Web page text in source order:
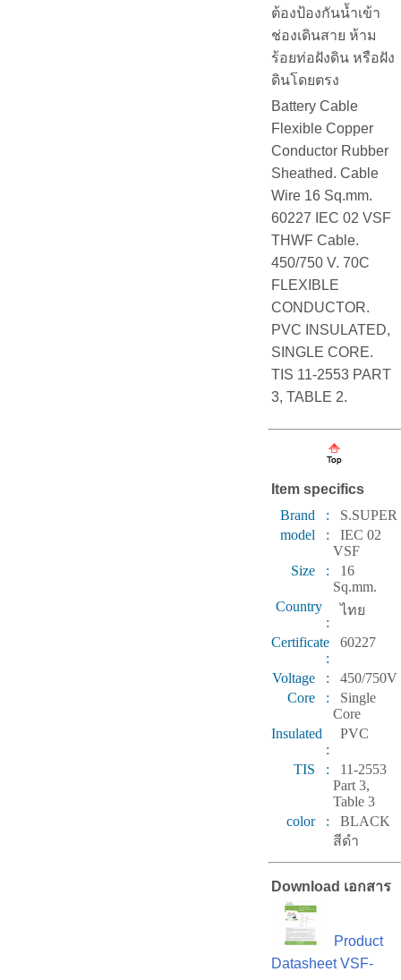
ต้องป้องกันน้ำเข้า
ช่องเดินสาย ห้าม
ร้อยท่อฝังดิน หรือฝัง
ดินโดยตรง
Battery Cable
Flexible Copper
Conductor Rubber
Sheathed. Cable
Wire 16 Sq.mm.
60227 IEC 02 VSF
THWF Cable.
450/750 V. 70C
FLEXIBLE
CONDUCTOR.
PVC INSULATED,
SINGLE CORE.
TIS 11-2553 PART
3, TABLE 2.
Item specifics
Brand :
S.SUPER
model :
IEC 02
VSF
Size :
16
Sq.mm.
Country
:
ไทย
Certificate
:
60227
Voltage :
450/750V
Core :
Single
Core
Insulated
:
PVC
TIS :
11-2553
Part 3,
Table 3
color :
BLACK
สีดำ
Download เอกสาร
Product
Datasheet VSF-